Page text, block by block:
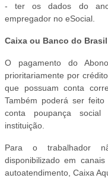
- ter os dados do ano-
empregador no eSocial.
Caixa ou Banco do Brasil
O pagamento do
prioritariamente por
que possuam conta
Também poderá ser
conta poupança social
instituição.
Para o trabalhador
disponibilizado em
autoatendimento, Caixa